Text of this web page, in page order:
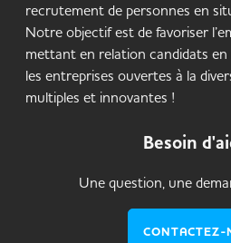
recrutement de personnes en
Notre objectif est de favoriser
mettant en relation candidats en
les entreprises ouvertes à la
multiples et innovantes !
Besoin
Une question, une
CONTACTEZ-